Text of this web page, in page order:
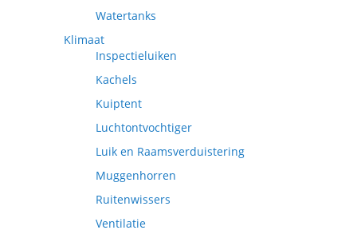
Watertanks
Klimaat
Inspectieluiken
Kachels
Kuiptent
Luchtontvochtiger
Luik en Raamsverduistering
Muggenhorren
Ruitenwissers
Ventilatie